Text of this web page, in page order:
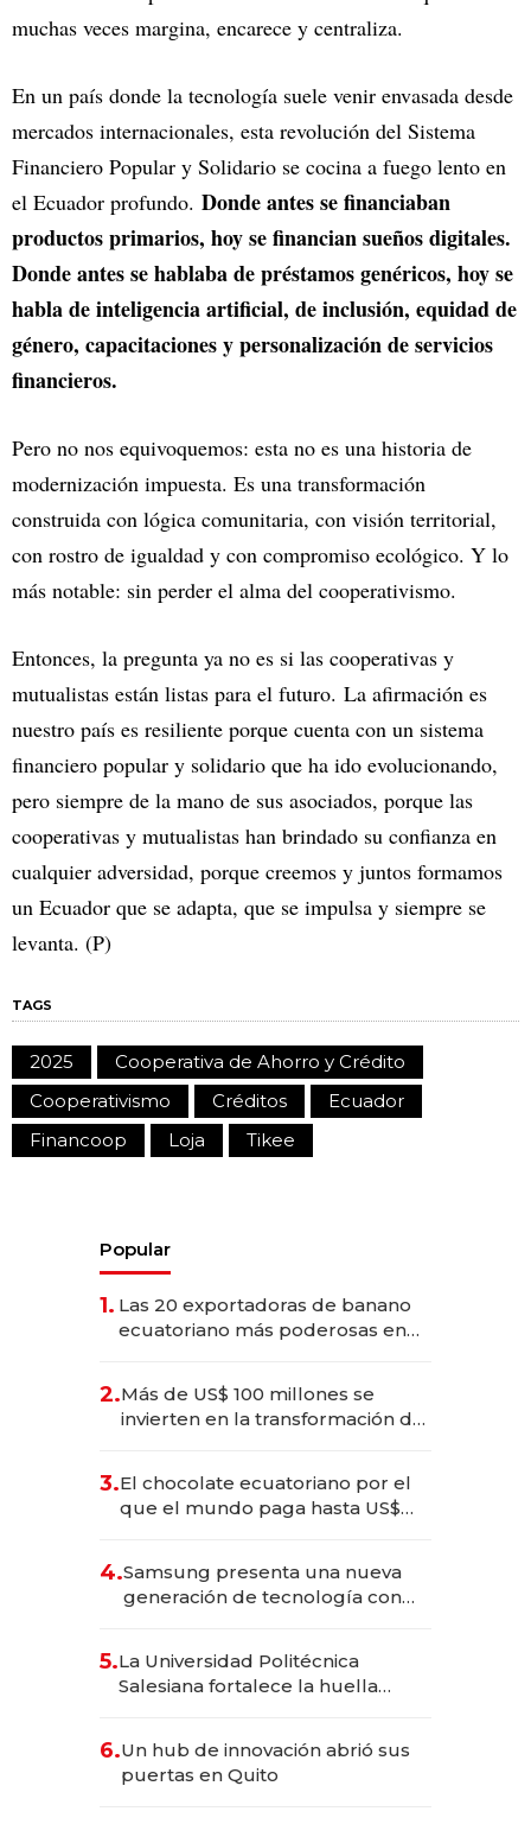
muchas veces margina, encarece y centraliza.
En un país donde la tecnología suele venir envasada desde
mercados internacionales, esta revolución del Sistema
Financiero Popular y Solidario se cocina a fuego lento en
el Ecuador profundo. Donde antes se financiaban
productos primarios, hoy se financian sueños digitales.
Donde antes se hablaba de préstamos genéricos, hoy se
habla de inteligencia artificial, de inclusión, equidad de
género, capacitaciones y personalización de servicios
financieros.
Pero no nos equivoquemos: esta no es una historia de
modernización impuesta. Es una transformación
construida con lógica comunitaria, con visión territorial,
con rostro de igualdad y con compromiso ecológico. Y lo
más notable: sin perder el alma del cooperativismo.
Entonces, la pregunta ya no es si las cooperativas y
mutualistas están listas para el futuro. La afirmación es
nuestro país es resiliente porque cuenta con un sistema
financiero popular y solidario que ha ido evolucionando,
pero siempre de la mano de sus asociados, porque las
cooperativas y mutualistas han brindado su confianza en
cualquier adversidad, porque creemos y juntos formamos
un Ecuador que se adapta, que se impulsa y siempre se
levanta. (P)
TAGS
2025
Cooperativa de Ahorro y Crédito
Cooperativismo
Créditos
Ecuador
Financoop
Loja Tikee
Popular
1. Las 20 exportadoras de banano
ecuatoriano más poderosas en
2.Más de US$ 100 millones se
invierten en la transformación de
3.El chocolate ecuatoriano por el
que el mundo paga hasta US$
4.Samsung presenta una nueva
generación de tecnología con
5.La Universidad Politécnica
Salesiana fortalece la huella
6.Un hub de innovación abrió sus
puertas en Quito